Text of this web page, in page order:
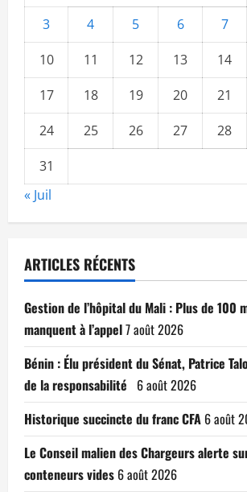
3 4 5 6 7
10
11 12 13 14
17
18 19 20 21
24
25 26 27 28
31
« Juil
ARTICLES RÉCENTS
Gestion de l’hôpital du Mali : Plus de 100
manquent à l’appel7 août 2026
Bénin : Élu président du Sénat, Patrice
de la responsabilité 6 août 2026
Historique succincte du franc CFA 6 août
Le Conseil malien des Chargeurs alerte
conteneurs vides 6 août 2026